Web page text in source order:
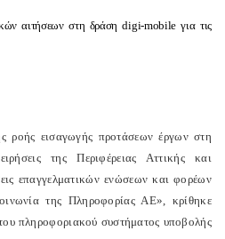
αιτήσεων στη δράση digi-mobile για τις
ροής εισαγωγής προτάσεων έργων στη
της Περιφέρειας Αττικής και
επαγγελματικών ενώσεων και φορέων
της Πληροφορίας ΑΕ», κρίθηκε
πληροφοριακού συστήματος υποβολής